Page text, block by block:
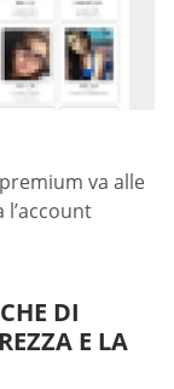
va alle
DI
E LA